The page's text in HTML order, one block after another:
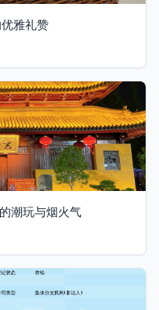
雅礼赞
潮玩与烟火气